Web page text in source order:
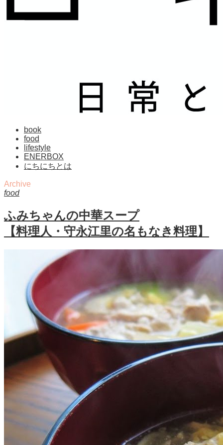
book
food
lifestyle
ENERBOX
にちにちとは
Archive
food
ふみちゃんの中華スープ
【料理人・守永江里の名もなき料理】